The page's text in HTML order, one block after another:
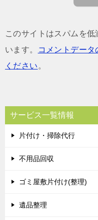
このサイトはスパムを
います。
コメントデー
ください 。
サービス一覧情報
片付け・掃除代行
不用品回収
ゴミ屋敷片付け(整理)
遺品整理